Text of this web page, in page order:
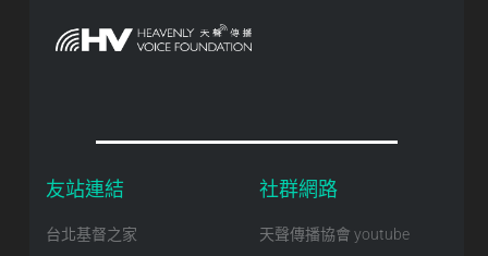
友站連結
台北基督之家
社群網路
天聲傳播協會 youtube